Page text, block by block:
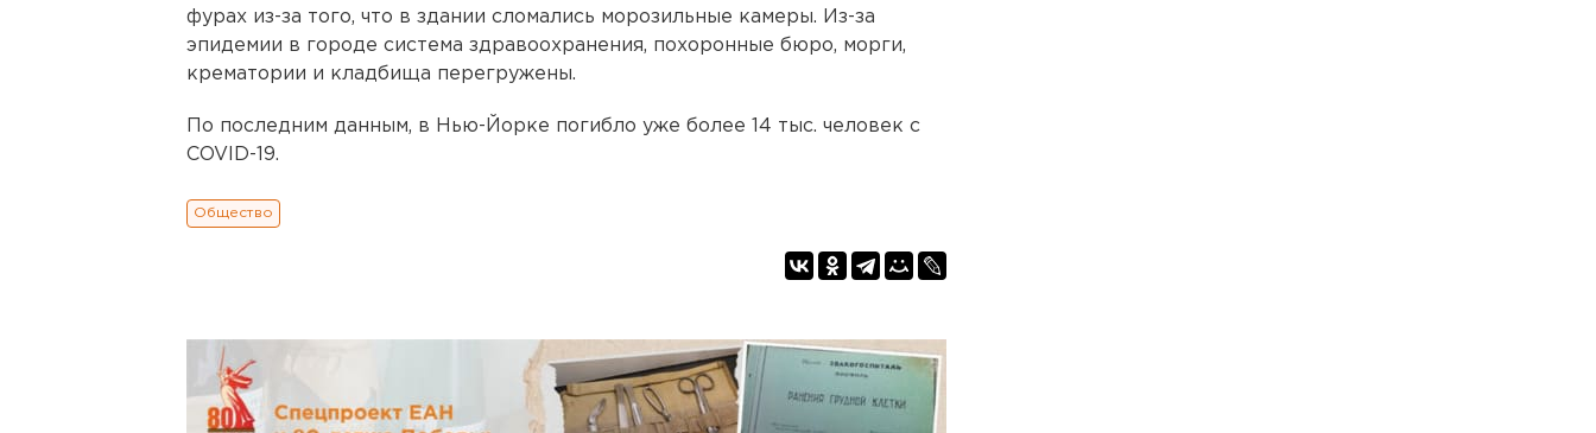
фурах из-за того, что в здании сломались морозильные камеры. Из-за
эпидемии в городе система здравоохранения, похоронные бюро, морги,
крематории и кладбища перегружены.
По последним данным, в Нью-Йорке погибло уже более 14 тыс. человек с
COVID-19.
Общество